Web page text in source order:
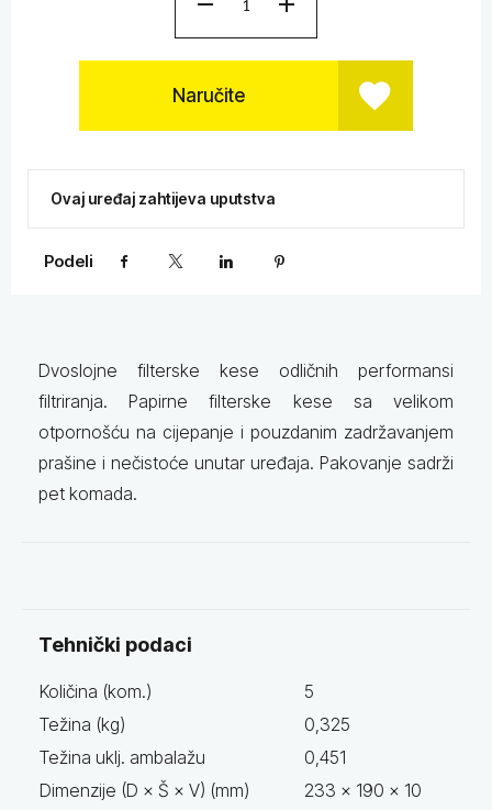
Naručite
Ovaj uređaj zahtijeva uputstva
Podeli Facebook LinkedIn
Dvoslojne filterske kese odličnih performansi
filtriranja. Papirne filterske kese sa velikom
otpornošću na cijepanje i pouzdanim zadržavanjem
prašine i nečistoće unutar uređaja. Pakovanje sadrži
pet komada.
Tehnički podaci
Količina (kom.)
5
Težina (kg)
0,325
Težina uklj. ambalažu
0,451
Dimenzije (D × Š × V) (mm)
233 x 190 x 10